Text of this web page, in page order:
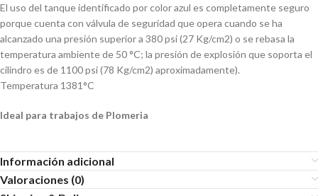
El uso del tanque identificado por color azul es completamente seguro
porque cuenta con válvula de seguridad que opera cuando se ha
alcanzado una presión superior a 380 psi (27 Kg/cm2) o se rebasa la
temperatura ambiente de 50 °C; la presión de explosión que soporta el
cilindro es de 1100 psi (78 Kg/cm2) aproximadamente).
Temperatura 1381°C
Ideal para trabajos de Plomeria
Información adicional
Valoraciones (0)